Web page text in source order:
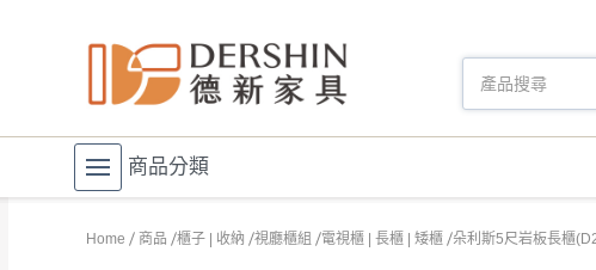
商品分類
Home 商品 櫃子 | 收納 視廳櫃組 電視櫃 | 長櫃 | 矮櫃 朵利斯5尺岩板長櫃